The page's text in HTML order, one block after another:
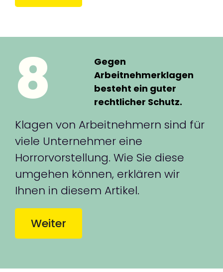
Gegen
Arbeitnehmerklagen
besteht ein guter
rechtlicher Schutz.
Klagen von Arbeitnehmern sind für
viele Unternehmer eine
Horrorvorstellung. Wie Sie diese
umgehen können, erklären wir
Ihnen in diesem Artikel.
Weiter
8